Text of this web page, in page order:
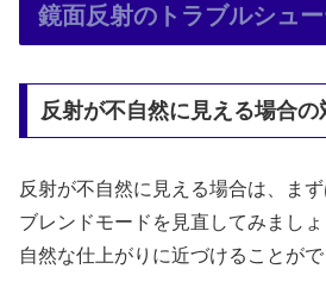
鏡面反射のトラブルシュ
反射が不自然に見える場合の
反射が不自然に見える場合は、ま
ブレンドモードを見直してみまし
自然な仕上がりに近づけることがで